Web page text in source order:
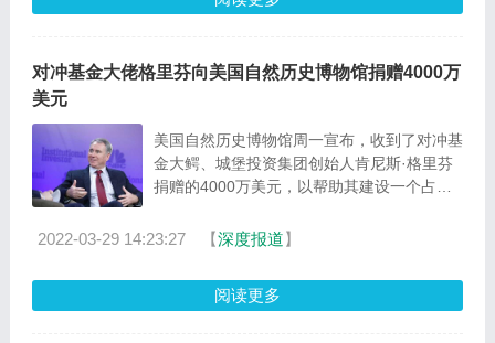
对冲基金大佬格里芬向美国自然历史博物馆捐赠4000万
美元
美国自然历史博物馆周一宣布，收到了对冲基
金大鳄、城堡投资集团创始人肯尼斯·格里芬
捐赠的4000万美元，以帮助其建设一个占地
2022-03-29 14:23:27 【深度报道】
阅读更多